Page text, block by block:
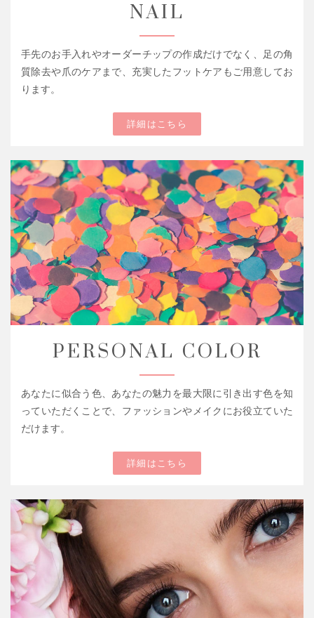
NAIL
手先のお手入れやオーダーチップの作成だけでなく、足の角
質除去や爪のケアまで、充実したフットケアもご用意してお
ります。
詳細はこちら
PERSONAL COLOR
あなたに似合う色、あなたの魅力を最大限に引き出す色を知
っていただくことで、ファッションやメイクにお役立ていた
だけます。
詳細はこちら